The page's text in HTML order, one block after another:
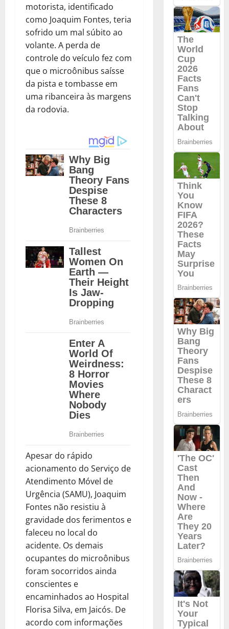
motorista, identificado
como Joaquim Fontes, teria
sofrido um mal súbito ao
volante. A perda de
controle do veículo fez com
que o microônibus saísse
da pista e tombasse em
uma ribanceira às margens
da rodovia.
Apesar do rápido
acionamento do Serviço de
Atendimento Móvel de
Urgência (SAMU), Joaquim
Fontes não resistiu à
gravidade dos ferimentos e
faleceu no local do
acidente. Os demais
ocupantes do microônibus
foram socorridos ainda
conscientes e
encaminhados ao Hospital
Florisa Silva, em Jaicós. De
acordo com informações